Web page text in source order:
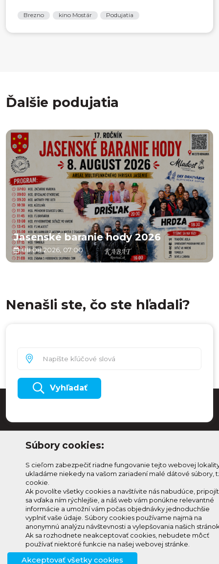
Brezno kino Mostár Podujatia
Ďalšie podujatia
Jasenské baranie hody 2026
08.08.2026, 07:00
Nenašli ste, čo ste hľadali?
Vyhľadať
info@knh.sk
+421 903
Prihlásenie
Zmeniť
nastavenie
cookies
Odoberaj Kam na
Horehroní
Prihlás sa na odber a
dostávaj novinky ako prvý
Súbory cookies:
S cieľom zabezpečiť riadne fungovanie tejto webovej
ukladáme niekedy na vašom zariadení malé dátové súbory,
cookie.
Ak povolíte všetky cookies a navštívite nás nabudúce,
sa vďaka ním rýchlejšie, a náš web vám ponúkne relevantné
informácie a umožní vám počas objednávky jednoduchšie
vyplniť vaše údaje. Súbory cookies používame najmä na
anonymnú analýzu návštevnosti a vylepšovania našich
Ak sa rozhodnete neakceptovať cookies, nebudete môcť
používať niektoré funkcie na našej webovej stránke.
Akceptovať všetky cookies